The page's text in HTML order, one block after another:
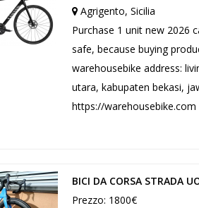
Agrigento, Sicilia
Purchase 1 unit new 2026
safe, because buying
warehousebike address:
utara, kabupaten bekasi,
https://warehousebike.com
BICI DA CORSA STRADA
Prezzo: 1800€